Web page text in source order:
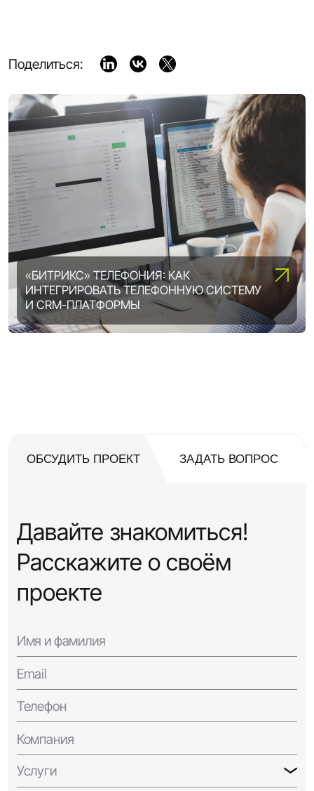
Поделиться:
«БИТРИКС» ТЕЛЕФОНИЯ: КАК
ИНТЕГРИРОВАТЬ ТЕЛЕФОННУЮ СИСТЕМУ
И CRM-ПЛАТФОРМЫ
ВОЗМОЖНОСТИ «1С-БИТРИКС»:
ВЫБИРАЕМ ОПТИМАЛЬНУЮ ЛИЦЕНЗИЮ
DIGITAL ТРАНСФОРМАЦИЯ ПРЕДПРИЯТИЯ:
5 ШАГОВ, ЧТОБЫ ВСЕ ПОЛУЧИЛОСЬ
ОБСУДИТЬ ПРОЕКТ ЗАДАТЬ ВОПРОС
Давайте знакомиться!
Расскажите о своём
проекте
Имя и фамилия
Email
Телефон
Компания
Услуги